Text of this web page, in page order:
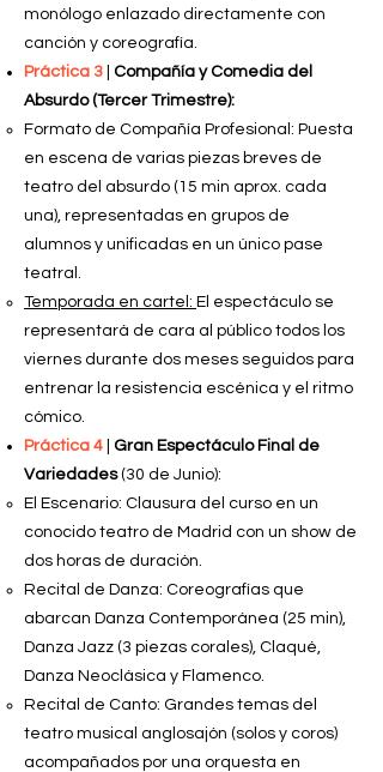
monólogo enlazado directamente con
canción y coreografía.
Práctica 3
Compañía y Comedia del
Absurdo (Tercer Trimestre):
Formato de Compañía Profesional: Puesta
en escena de varias piezas breves de
teatro del absurdo (15 min aprox. cada
una), representadas en grupos de
alumnos y unificadas en un único pase
teatral.
Temporada en cartel: El espectáculo se
representará de cara al público todos los
viernes durante dos meses seguidos para
entrenar la resistencia escénica y el ritmo
cómico.
Práctica 4
Gran Espectáculo Final de
Variedades (30 de Junio):
El Escenario: Clausura del curso en un
conocido teatro de Madrid con un show de
dos horas de duración.
Recital de Danza: Coreografías que
abarcan Danza Contemporánea (25 min),
Danza Jazz (3 piezas corales), Claqué,
Danza Neoclásica y Flamenco.
Recital de Canto: Grandes temas del
teatro musical anglosajón (solos y coros)
acompañados por una orquesta en